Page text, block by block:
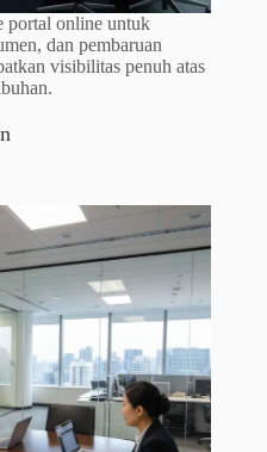
portal online untuk
dan pembaruan
visibilitas penuh atas